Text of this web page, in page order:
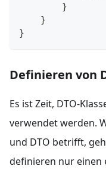
}
}
}
Definieren von
Es ist Zeit, DTO-
verwendet werden.
und DTO betrifft,
definieren nur